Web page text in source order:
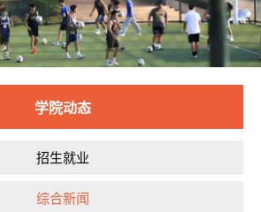
学院动态
招生就业
综合新闻